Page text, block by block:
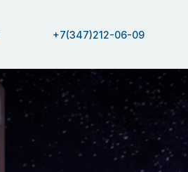
+7(347)212-06-09